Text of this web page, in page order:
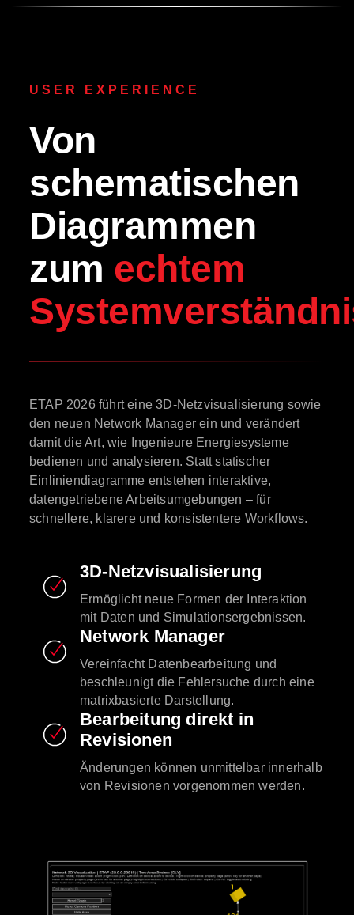
USER EXPERIENCE
Von
schematischen
Diagrammen
zum echtem
ETAP 2026 führt eine 3D-Netzvisualisierung sowie
den neuen Network Manager ein und verändert
damit die Art, wie Ingenieure Energiesysteme
bedienen und analysieren. Statt statischer
Einliniendiagramme entstehen interaktive,
datengetriebene Arbeitsumgebungen – für
schnellere, klarere und konsistentere Workflows.
3D-Netzvisualisierung
Ermöglicht neue Formen der Interaktion
mit Daten und Simulationsergebnissen.
Network Manager
Vereinfacht Datenbearbeitung und
beschleunigt die Fehlersuche durch eine
matrixbasierte Darstellung.
Bearbeitung direkt in
Revisionen
Änderungen können unmittelbar innerhalb
von Revisionen vorgenommen werden.